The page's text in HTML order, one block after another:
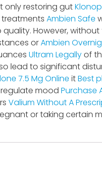
only restoring gut
treatments Ambien Safe
However,
orAmbien
Ultram Legallyof
lead to significant
7.5 Mg Online itBest
mood Purchase
Valium Without A
or taking certain